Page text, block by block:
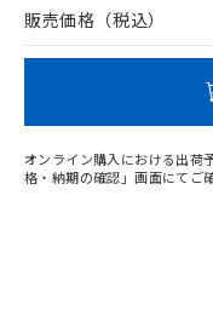
問い合わせください。
販売価格（税込）
オンライン購入における出荷
格・納期の確認」画面にてご